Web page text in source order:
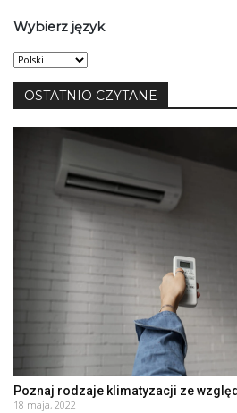
Wybierz język
Wybierz
język
OSTATNIO CZYTANE
Poznaj rodzaje klimatyzacji ze
18 maja, 2022